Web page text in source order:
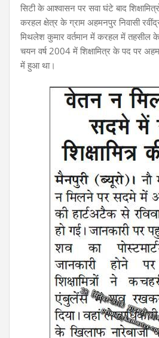
सिटी के आश्वासन पर सवा घंटे बाद
करहल क्षेत्र के ग्राम अहमनपुर निवासी
मिथलेश कुमार वर्तमान में करहल में तहसील
चयन वर्ष 2004 में शिक्षामित्र के पद पर
में हुआ था।